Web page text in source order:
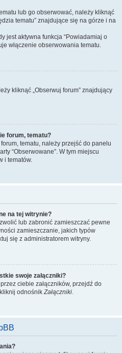
lub go obserwować, należy kliknąć
tematu” znajdujące się na górze i na
jest aktywna funkcja “Powiadamiaj o
włączenie obserwowania tematu.
kliknąć „Obserwuj forum” znajdujący
forum, tematu?
tematu, należy przejść do panelu
“Obserwowane”. W tym miejscu
i tematów.
na tej witrynie?
lub zabronić zamieszczać pewne
zamieszczanie, jakich typów
się z administratorem witryny.
swoje załączniki?
ciebie załączników, przejdź do
odnośnikZałączniki.